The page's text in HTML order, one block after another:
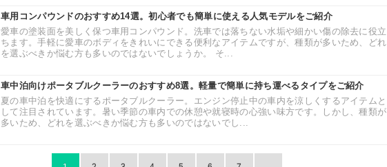
車用コンパウンドのおすすめ14選。初心者でも簡単に使える人気モデルをご紹介
愛車の塗装面を美しく保つ車用コンパウンド。洗車では落ちない水垢や細かい傷の除去に役立
ちます。手軽に愛車のボディをきれいにできる便利なアイテムですが、種類が多いため、どれ
を選ぶべきか悩む方も多いのではないでしょうか。 そ...
車中泊向けポータブルクーラーのおすすめ8選。軽量で簡単に持ち運べるタイプをご紹介
夏の車中泊を快適にするポータブルクーラー。エンジン停止中の車内を涼しくするアイテムと
して注目されています。暑い季節の車内での休憩や就寝時の心強い味方です。しかし、種類が
多いため、どれを選ぶべきか悩む方も多いのではないでし...